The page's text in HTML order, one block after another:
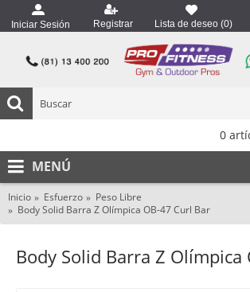
Iniciar Sesión Registrar Lista de deseo (0)
0
MENÚ
Inicio Esfuerzo
Peso Libre
Body Solid Barra Z Olímpica OB-47 Curl Bar